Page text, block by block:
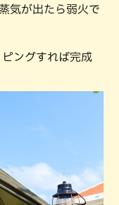
気が出たら弱火で
ングすれば完成